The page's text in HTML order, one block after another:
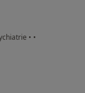
• •